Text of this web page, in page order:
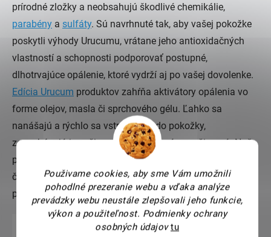
Použivame cookies, aby sme Vám umožnili
pohodlné prezeranie webu a vďaka analýze
prevádzky webu neustále zlepšovali jeho funkcie,
výkon a použiteľnost. Podmienky ochrany
osobných údajov tu
prírodné zložky a neobsahujú škodlivé chemikálie,
parabény a sulfáty. Sú navrhnuté tak, aby vašej pokožke
poskytli výhody Urucumu, vrátane jeho antioxidačných
vlastností a schopnosti podporovať postupné,
dlhotrvajúce opálenie, ktoré vydrží aj po vašej dovolenke.
Edícia Urucum produktov zahŕňa aktivátory opálenia vo
forme olejov, masla či sprchového gélu. Ľahko sa
nanášajú a rýchlo sa vstrebávajú do pokožky,
zanechávajú ju vyživenú, hydratovanú a rozžiarenú. Naše
produkty sú tiež vhodné pre všetky typy pokožky, vďaka
čomu sú ideálne pre každého, kto chce dosiahnuť
prirodzené a exotické opálenie.